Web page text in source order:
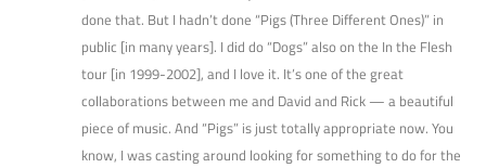
done that. But I hadn’t done “Pigs (Three Different Ones)” in
public [in many years]. I did do “Dogs” also on the In the Flesh
tour [in 1999-2002], and I love it. It’s one of the great
collaborations between me and David and Rick — a beautiful
piece of music. And “Pigs” is just totally appropriate now. You
know, I was casting around looking for something to do for the